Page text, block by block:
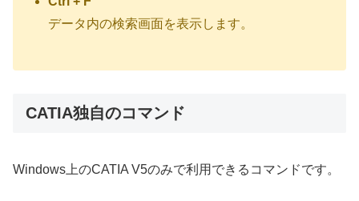
データ内の検索画面を表示します。
CATIA独自のコマンド
Windows上のCATIA V5のみで利用できるコマンドです。